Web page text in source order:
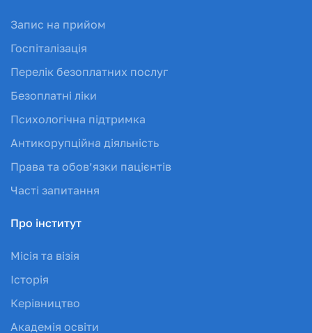
Запис на прийом
Госпіталізація
Перелік безоплатних послуг
Безоплатні ліки
Психологічна підтримка
Антикорупційна діяльність
Права та обов’язки пацієнтів
Часті запитання
Про інститут
Місія та візія
Історія
Керівництво
Академія освіти